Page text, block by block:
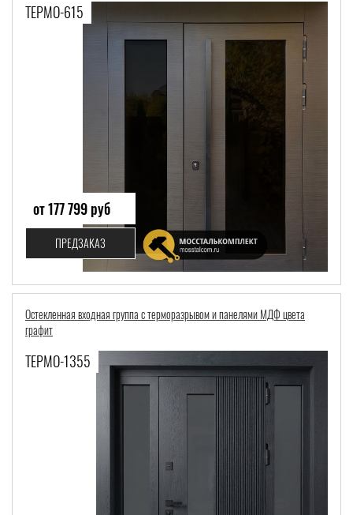
ТЕРМО-615
от 177 799 руб
ПРЕДЗАКАЗ
Остекленная входная группа с терморазрывом и панелями МДФ цвета
графит
ТЕРМО-1355